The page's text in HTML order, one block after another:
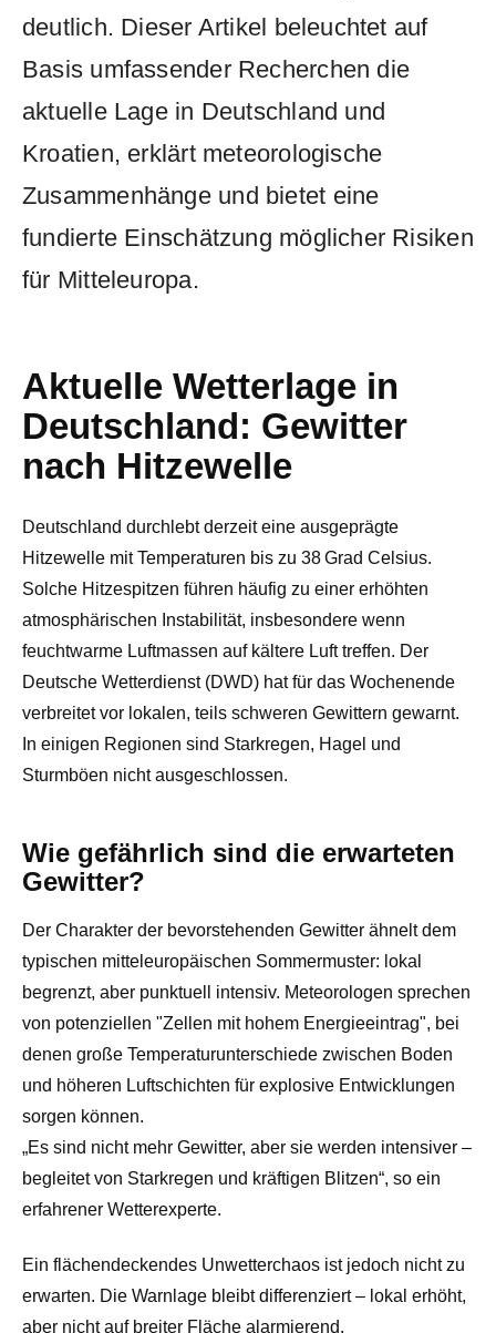
deutlich. Dieser Artikel beleuchtet auf
Basis umfassender Recherchen die
aktuelle Lage in Deutschland und
Kroatien, erklärt meteorologische
Zusammenhänge und bietet eine
fundierte Einschätzung möglicher Risiken
für Mitteleuropa.
Aktuelle Wetterlage in
Deutschland: Gewitter
nach Hitzewelle
Deutschland durchlebt derzeit eine ausgeprägte
Hitzewelle mit Temperaturen bis zu 38 Grad Celsius.
Solche Hitzespitzen führen häufig zu einer erhöhten
atmosphärischen Instabilität, insbesondere wenn
feuchtwarme Luftmassen auf kältere Luft treffen. Der
Deutsche Wetterdienst (DWD) hat für das Wochenende
verbreitet vor lokalen, teils schweren Gewittern gewarnt.
In einigen Regionen sind Starkregen, Hagel und
Sturmböen nicht ausgeschlossen.
Wie gefährlich sind die erwarteten
Gewitter?
Der Charakter der bevorstehenden Gewitter ähnelt dem
typischen mitteleuropäischen Sommermuster: lokal
begrenzt, aber punktuell intensiv. Meteorologen sprechen
von potenziellen "Zellen mit hohem Energieeintrag", bei
denen große Temperaturunterschiede zwischen Boden
und höheren Luftschichten für explosive Entwicklungen
sorgen können.
„Es sind nicht mehr Gewitter, aber sie werden intensiver –
begleitet von Starkregen und kräftigen Blitzen“, so ein
erfahrener Wetterexperte.
Ein flächendeckendes Unwetterchaos ist jedoch nicht zu
erwarten. Die Warnlage bleibt differenziert – lokal erhöht,
aber nicht auf breiter Fläche alarmierend.